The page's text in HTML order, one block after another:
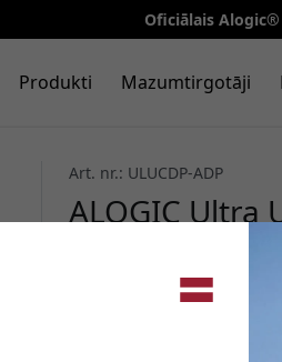
Oficiālais
Produkti Mazumtirgotāji
Art. nr.: ULUCDP-ADP
ALOGIC Ultra
atbalstu 4K
Kosmosa pelēks